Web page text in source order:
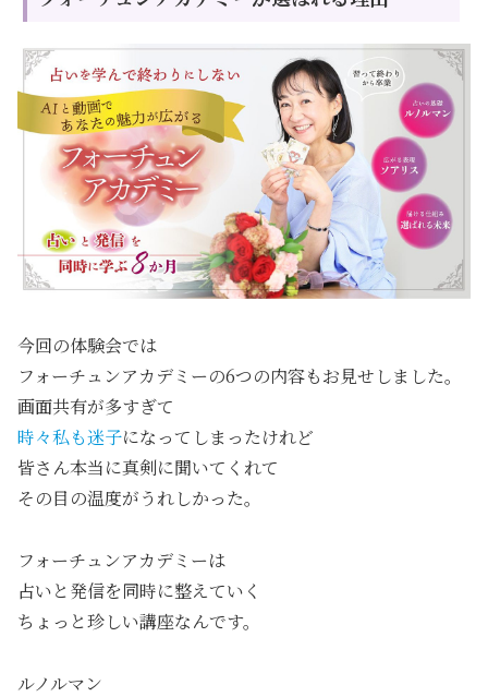
今回の体験会では
フォーチュンアカデミーの6つの内容もお見せしました。
画面共有が多すぎて
時々私も迷子になってしまったけれど
皆さん本当に真剣に聞いてくれて
その目の温度がうれしかった。
フォーチュンアカデミーは
占いと発信を同時に整えていく
ちょっと珍しい講座なんです。
ルノルマン